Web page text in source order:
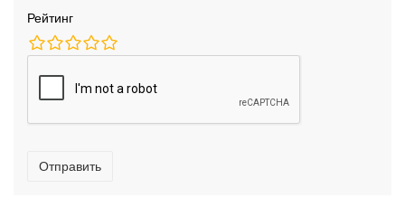
Рейтинг
Отправить